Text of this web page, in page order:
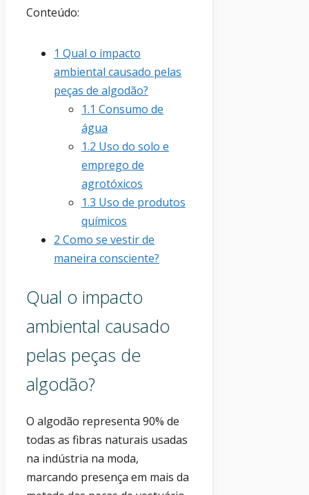
Conteúdo:
1 Qual o impacto
ambiental causado pelas
peças de algodão?
1.1 Consumo de
água
1.2 Uso do solo e
emprego de
agrotóxicos
1.3 Uso de produtos
químicos
2 Como se vestir de
maneira consciente?
Qual o impacto
ambiental causado
pelas peças de
algodão?
O algodão representa 90% de
todas as fibras naturais usadas
na indústria na moda,
marcando presença em mais da